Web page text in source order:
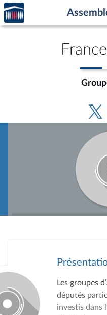
Aller au contenu
Aller en bas de la page
Accèder
à la
page
Les groupes
députés
investis dans